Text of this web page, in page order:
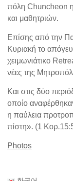
πόλη Chuncheon
και μαθητριών.
Επίσης από την
Κυριακή το
χειμωνιάτικο
νέες της
Και στις δύο
οποίο
η παύλεια
πίστη». (1
Photos